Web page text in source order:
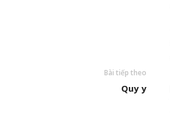
Bài tiếp theo
Quy y